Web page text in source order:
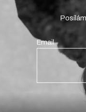
Email